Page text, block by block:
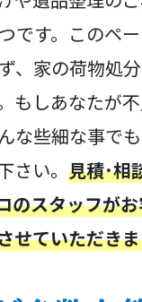
です。このペ
、家の荷物処
もしあなたが
な些細な事で
い。 見積･相
のスタッフが
せていただき